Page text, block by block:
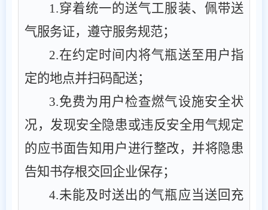
1.穿着统一的送气工服装、佩带送
气服务证，遵守服务规范；
2.在约定时间内将气瓶送至用户指
定的地点并扫码配送；
3.免费为用户检查燃气设施安全状
况，发现安全隐患或违反安全用气规定
的应书面告知用户进行整改， 并将隐患
告知书存根交回企业保存；
4.未能及时送出的气瓶应当送回充